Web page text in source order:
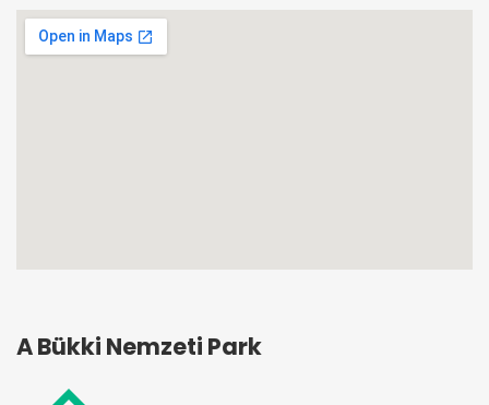
A Bükki Nemzeti Park